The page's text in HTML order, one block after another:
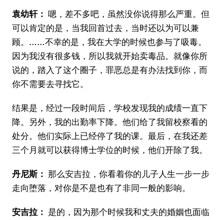
袁幼轩： 嗯，差不多吧，虽然没你说得那么严重。但
可以肯定的是，当我回首过去，当时还以为可以兼
顾。……不幸的是，我在大学的时候也参与了吸毒。
因为我没有很多钱，所以我就开始卖毒品。就像你所
说的，踏入了这个圈子，罪恶总是有办法找到你，而
你不需要去寻找它。
结果是，经过一段时间后，学校发现我的成绩一直下
降。另外，我的出勤率下降。他们给了我留校察看的
处分。他们实际上已经停了我的课。最后，在我还差
三个月就可以获得博士学位的时候，他们开除了我。
丹尼斯： 那么安吉拉，你看着你的儿子人生一步一步
走向堕落，对你是不是也有了非同一般的影响。
安吉拉： 是的，因为那个时候我和丈夫的婚姻也面临